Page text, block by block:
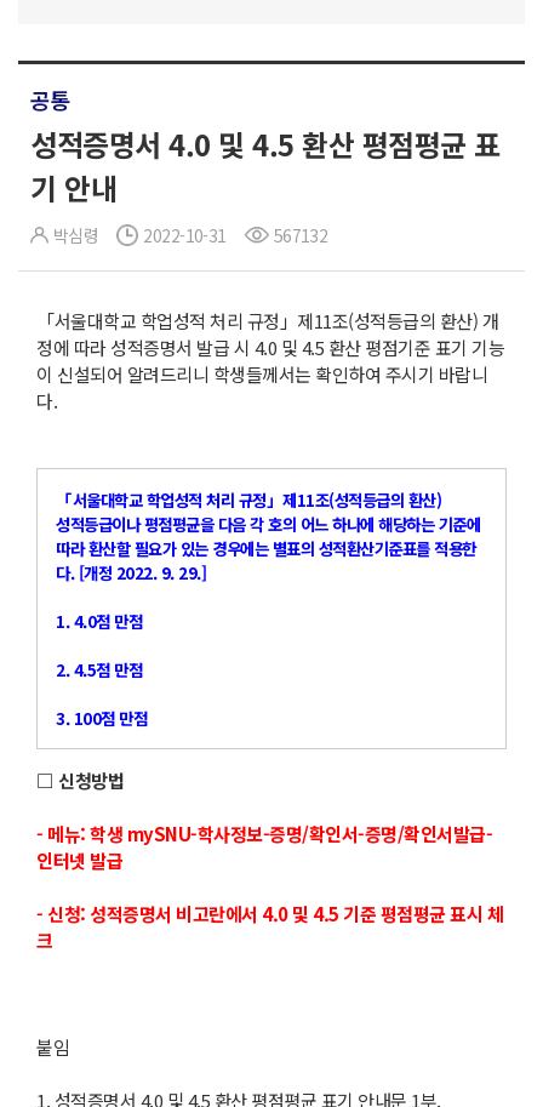
공통
성적증명서 4.0 및 4.5 환산 평점평균 표
기 안내
박심령 2022-10-31 567132
「서울대학교 학업성적 처리 규정」제11조(성적등급의 환산) 개
정에 따라 성적증명서 발급 시 4.0 및 4.5 환산 평점기준 표기 기능
이 신설되어 알려드리니 학생들께서는 확인하여 주시기 바랍니
다.
「서울대학교 학업성적 처리 규정」제11조(성적등급의 환산)
성적등급이나 평점평균을 다음 각 호의 어느 하나에 해당하는 기준에
따라 환산할 필요가 있는 경우에는 별표의 성적환산기준표를 적용한
다. [개정 2022. 9. 29.]
1. 4.0점 만점
2. 4.5점 만점
3. 100점 만점
□ 신청방법
- 메뉴: 학생 mySNU-학사정보-증명/확인서-증명/확인서발급-
인터넷 발급
- 신청: 성적증명서 비고란에서 4.0 및 4.5 기준 평점평균 표시 체
크
붙임
1. 성적증명서 4.0 및 4.5 환산 평점평균 표기 안내문 1부.